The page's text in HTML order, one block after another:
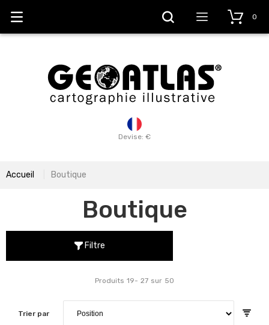
Devise: €
0
Accueil Boutique
Boutique
Filtre
Trier par
Produits 19- 27 sur 50